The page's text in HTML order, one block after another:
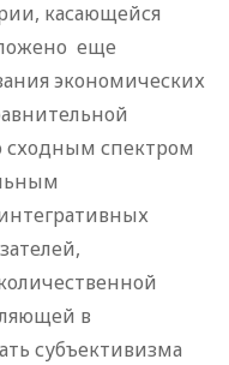
касающейся
еще
экономических
сходным спектром
в
субъективизма